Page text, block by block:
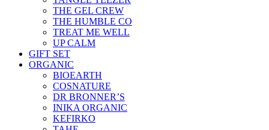
THE GEL CREW
THE HUMBLE CO
TREAT ME WELL
UP CALM
GIFT SET
ORGANIC
BIOEARTH
COSNATURE
DR BRONNER’S
INIKA ORGANIC
KEFIRKO